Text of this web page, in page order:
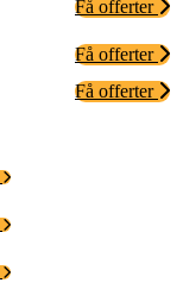
Få offerter
Få offerter
Få offerter